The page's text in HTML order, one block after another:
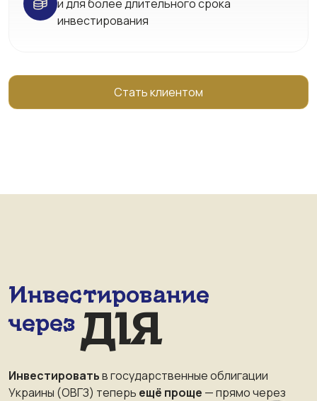
и для более длительного срока
инвестирования
Стать клиентом
Инвестирование
через ДІЯ
Инвестироватьв государственные облигации
Украины (ОВГЗ) теперь ещё проще — прямо через